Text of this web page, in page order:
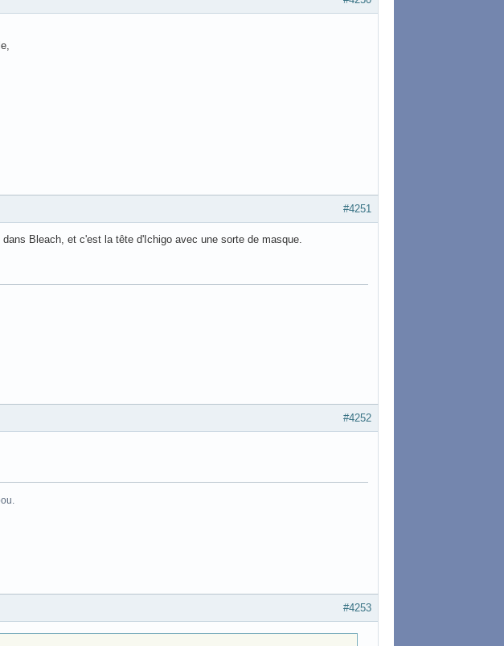
#4251
Bleach, et c'est la tête d'Ichigo avec une sorte de masque.
#4252
#4253